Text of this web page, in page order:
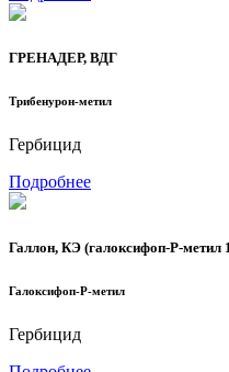
ГРЕНАДЕР, ВДГ
Трибенурон-метил
Гербицид
Подробнее
Галлон, КЭ (галоксифоп-Р-метил
Галоксифоп-Р-метил
Гербицид